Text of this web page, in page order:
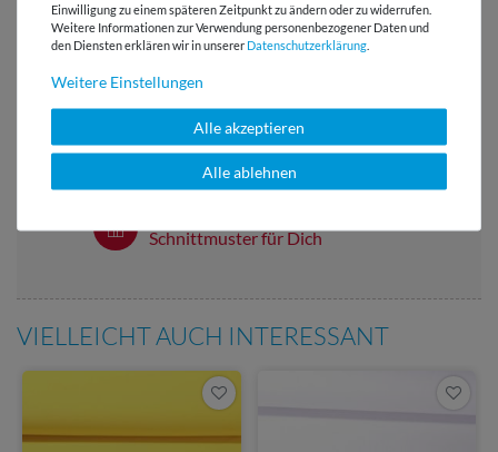
Versandkostenfrei ab 60 € -
Lieferung mit DHL
E-Mail Kundenservice
Antwort in 24h
Über 98% positive
Bewertungen
Schnittmuster für Dich
VIELLEICHT AUCH INTERESSANT
Einwilligung zu einem späteren Zeitpunkt zu ändern oder zu widerrufen.
Weitere Informationen zur Verwendung personenbezogener Daten und
den Diensten erklären wir in unserer Daten­schutz­erklärung
Weitere Einstellungen
Alle akzeptieren
Alle ablehnen